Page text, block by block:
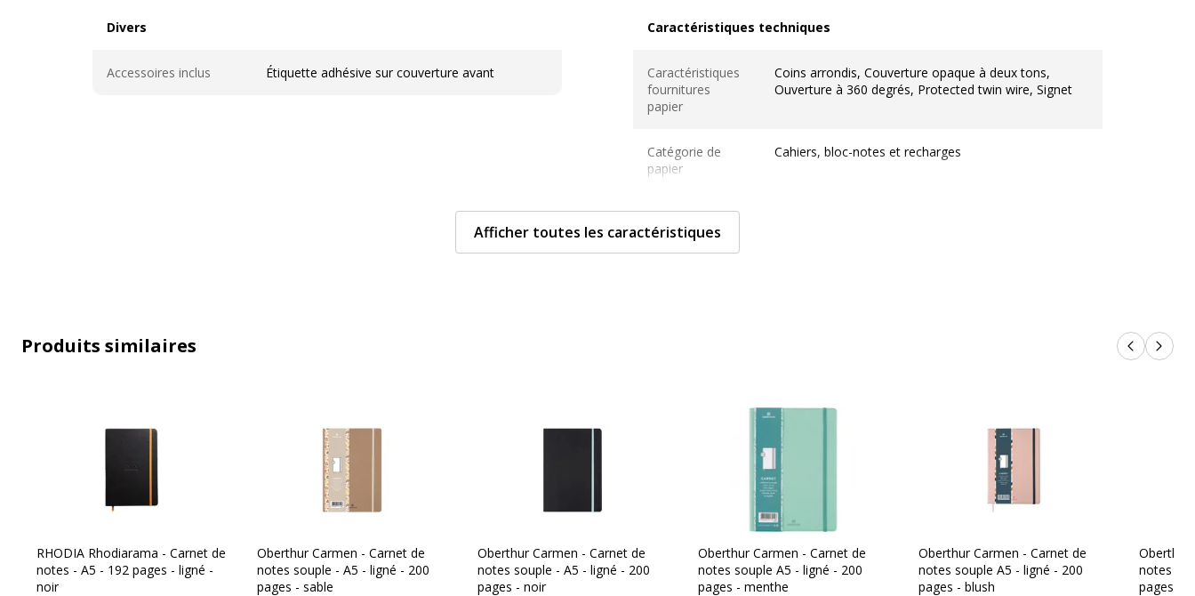
Divers
Accessoires inclus Étiquette adhésive sur couverture avant
Caractéristiques techniques
Caractéristiques
fournitures
papier
Coins arrondis, Couverture opaque à deux tons,
Ouverture à 360 degrés, Protected twin wire, Signet
Catégorie de
papier
Cahiers, bloc-notes et recharges
Compartiments
Format
Polypropylène (PP)
160 Page(s)
pages ou feuilles
80 Feuille(s)
Afficher toutes les caractéristiques
Produits similaires Produits
RHODIA Rhodiarama - Carnet de
notes - A5 - 192 pages - ligné -
noir
Oberthur Carmen - Carnet de
notes souple - A5 - ligné - 200
pages - sable
Oberthur Carmen - Carnet de
notes souple - A5 - ligné - 200
pages - noir
Oberthur Carmen - Carnet de
notes souple A5 - ligné - 200
pages - menthe
Oberthur Carmen - Carnet de
notes souple A5 - ligné - 200
pages - blush
Oberthur
notes
pages -